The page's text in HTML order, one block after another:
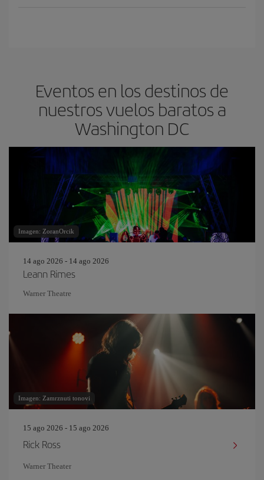
Eventos en los destinos de
nuestros vuelos baratos a
Washington DC
Imagen: ZoranOrcik
14 ago 2026 - 14 ago 2026
Leann Rimes
Warner Theatre
Imagen: Zamrznuti tonovi
15 ago 2026 - 15 ago 2026
Rick Ross
Warner Theater